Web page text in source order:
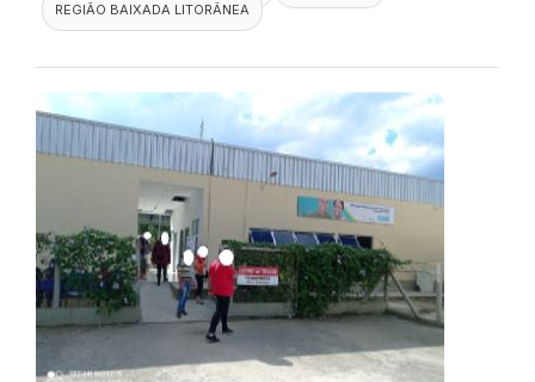
REGIÃO BAIXADA LITORÂNEA